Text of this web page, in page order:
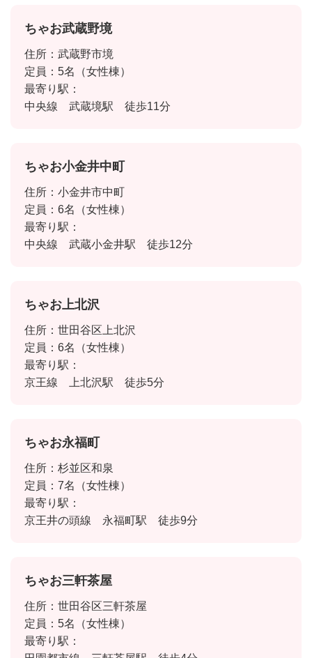
ちゃお武蔵野境
住所：武蔵野市境
定員：5名（女性棟）
最寄り駅：
中央線 武蔵境駅 徒歩11分
ちゃお小金井中町
住所：小金井市中町
定員：6名（女性棟）
最寄り駅：
中央線 武蔵小金井駅 徒歩12分
ちゃお上北沢
住所：世田谷区上北沢
定員：6名（女性棟）
最寄り駅：
京王線 上北沢駅 徒歩5分
ちゃお永福町
住所：杉並区和泉
定員：7名（女性棟）
最寄り駅：
京王井の頭線 永福町駅 徒歩9分
ちゃお三軒茶屋
住所：世田谷区三軒茶屋
定員：5名（女性棟）
最寄り駅：